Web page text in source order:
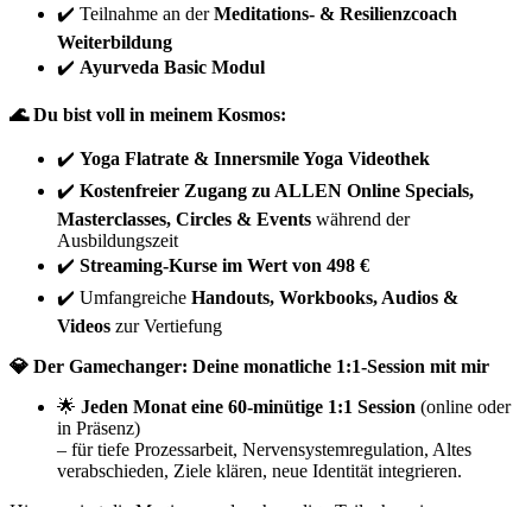
✔️ Teilnahme an derMeditations- & Resilienzcoach
Weiterbildung
✔️ Ayurveda Basic Modul
🌊 Du bist voll in meinem Kosmos:
✔️ Yoga Flatrate & Innersmile Yoga Videothek
✔️ Kostenfreier Zugang zu ALLEN Online Specials,
Masterclasses, Circles & Events während der
Ausbildungszeit
✔️ Streaming-Kurse im Wert von 498 €
✔️ Umfangreiche Handouts, Workbooks, Audios &
Videos zur Vertiefung
💎 Der Gamechanger: Deine monatliche 1:1-Session mit mir
🌟 Jeden Monat eine 60-minütige 1:1 Session (online oder
in Präsenz)
– für tiefe Prozessarbeit, Nervensystemregulation, Altes
verabschieden, Ziele klären, neue Identität integrieren.